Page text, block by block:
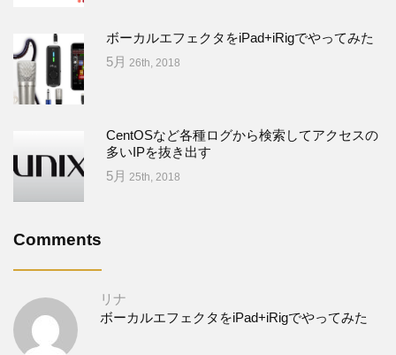
ボーカルエフェクタをiPad+iRigでやってみた
5月 26th, 2018
CentOSなど各種ログから検索してアクセスの
多いIPを抜き出す
5月 25th, 2018
Comments
リナ
ボーカルエフェクタをiPad+iRigでやってみた